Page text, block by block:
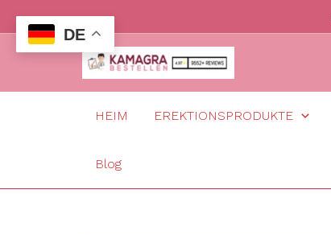
Inhalt
HEIM EREKTIONSPRODUKTE
Blog
DE